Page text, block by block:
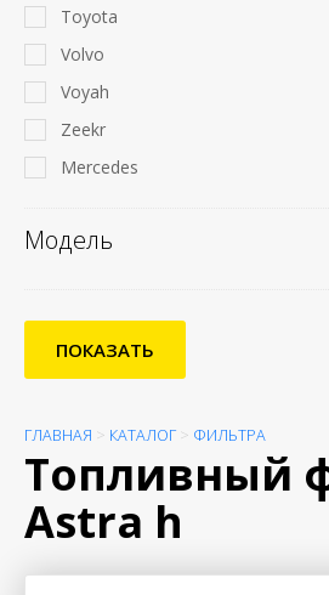
Toyota
Volvo
Voyah
Zeekr
Mercedes
Модель
ПОКАЗАТЬ
ГЛАВНАЯ > КАТАЛОГ > ФИЛЬТРА
Топливный
Astra h